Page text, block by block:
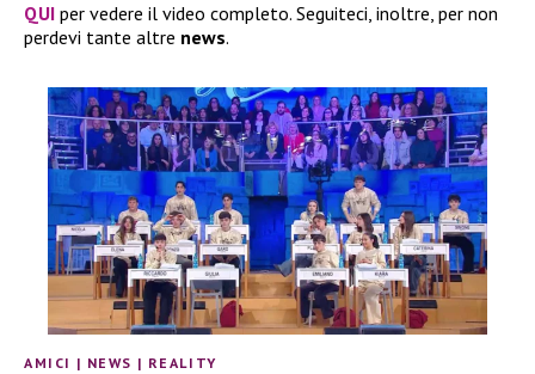
QUI per vedere il video completo. Seguiteci, inoltre, per non
perdevi tante altre news.
AMICI | NEWS | REALITY